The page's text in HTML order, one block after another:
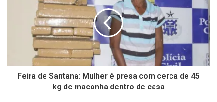
Feira de Santana: Mulher é presa com cerca de 45
kg de maconha dentro de casa